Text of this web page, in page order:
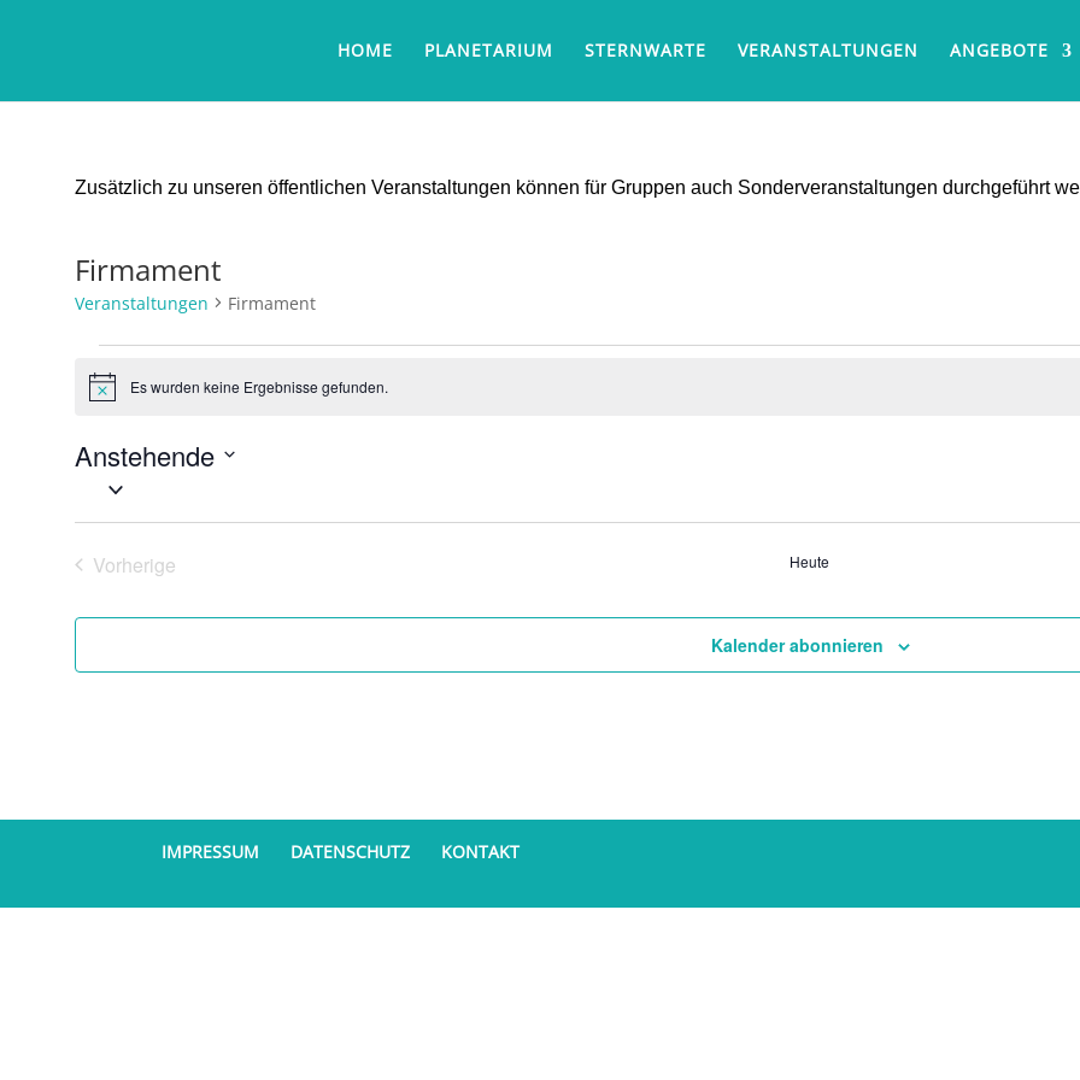
HOME PLANETARIUM STERNWARTE VERANSTALTUNGEN ANGEBOTE
Zusätzlich zu unseren öffentlichen Veranstaltungen können für Gruppen auch Sonderveranstaltungen durchgeführt
Firmament
Veranstaltungen Firmament
Veranstaltungen
HinweisEs wurden keine Ergebnisse gefunden.
Anstehende
Datum
Vorherige
Heute
Kalender abonnieren
IMPRESSUM DATENSCHUTZ KONTAKT